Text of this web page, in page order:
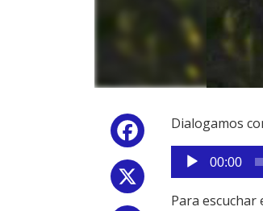
Facebook
Dialogamos
Reproductor
de
audio
00:00
Para